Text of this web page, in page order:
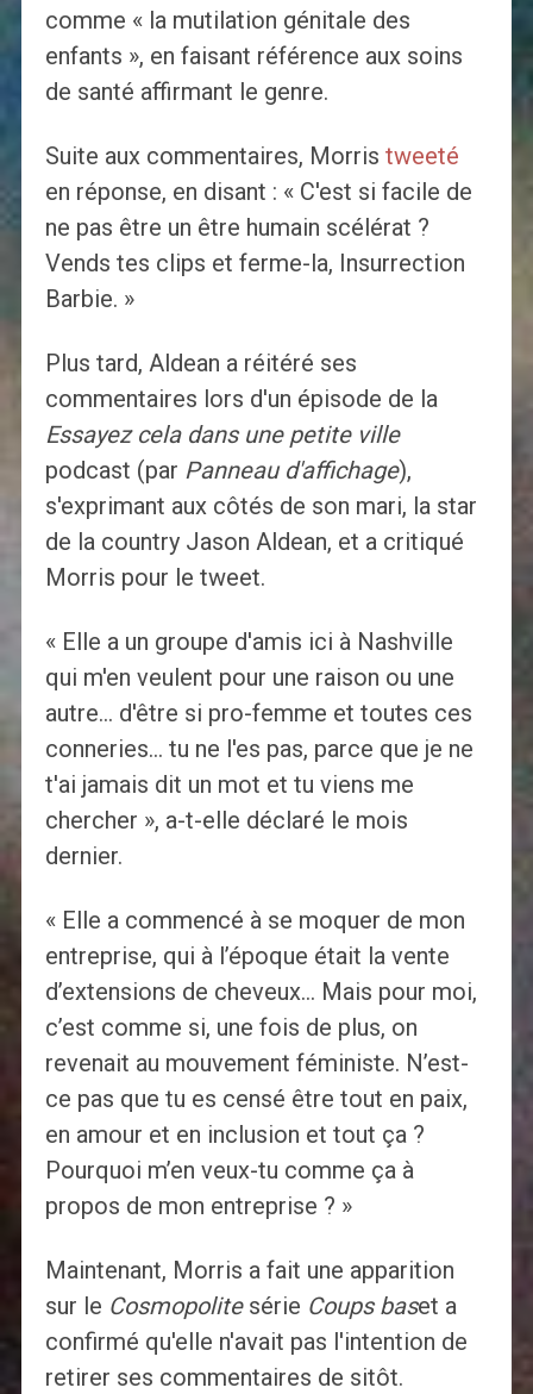
comme « la mutilation génitale des
enfants », en faisant référence aux soins
de santé affirmant le genre.
Suite aux commentaires, Morris tweeté
en réponse, en disant : « C'est si facile de
ne pas être un être humain scélérat ?
Vends tes clips et ferme-la, Insurrection
Barbie. »
Plus tard, Aldean a réitéré ses
commentaires lors d'un épisode de la
Essayez cela dans une petite ville
podcast (par Panneau d'affichage),
s'exprimant aux côtés de son mari, la star
de la country Jason Aldean, et a critiqué
Morris pour le tweet.
« Elle a un groupe d'amis ici à Nashville
qui m'en veulent pour une raison ou une
autre… d'être si pro-femme et toutes ces
conneries… tu ne l'es pas, parce que je ne
t'ai jamais dit un mot et tu viens me
chercher », a-t-elle déclaré le mois
dernier.
« Elle a commencé à se moquer de mon
entreprise, qui à l’époque était la vente
d’extensions de cheveux… Mais pour moi,
c’est comme si, une fois de plus, on
revenait au mouvement féministe. N’est-
ce pas que tu es censé être tout en paix,
en amour et en inclusion et tout ça ?
Pourquoi m’en veux-tu comme ça à
propos de mon entreprise ? »
Maintenant, Morris a fait une apparition
sur le Cosmopolitesérie Coups baset a
confirmé qu'elle n'avait pas l'intention de
retirer ses commentaires de sitôt.